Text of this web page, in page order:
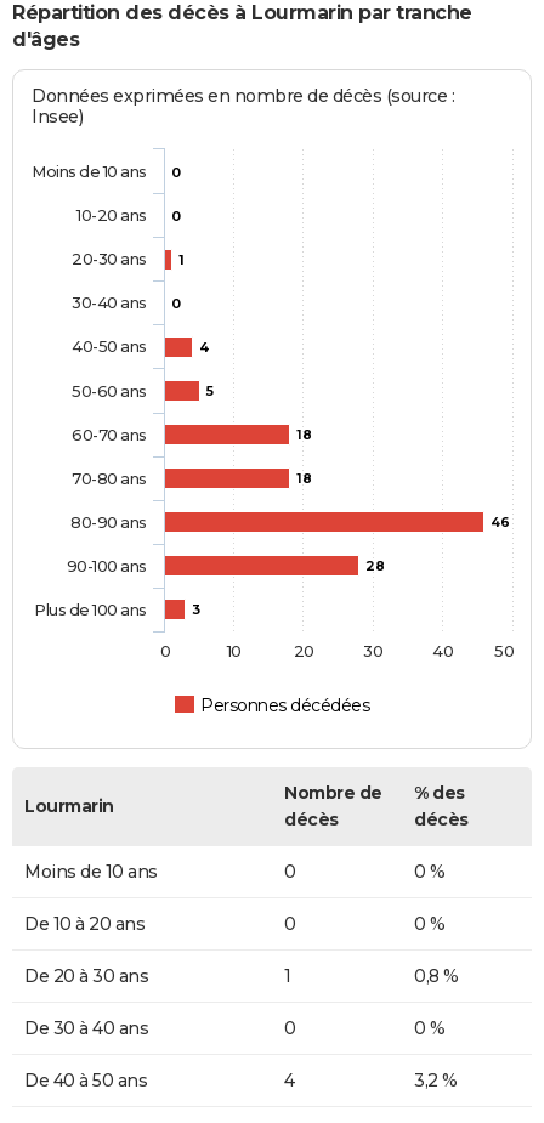
Répartition des décès à Lourmarin par tranche
d'âges
Données exprimées en nombre de décès (source :
Insee)
0
0
1
0
4
5
18
18
46
28
3
Personnes décédées
Moins de 10 ans
10-20 ans
20-30 ans
30-40 ans
40-50 ans
50-60 ans
60-70 ans
70-80 ans
80-90 ans
90-100 ans
Plus de 100 ans
0 10 20 30 40 50
Lourmarin
Nombre de
décès
% des
décès
Moins de 10 ans 0 0 %
De 10 à 20 ans 0 0 %
De 20 à 30 ans 1 0,8 %
De 30 à 40 ans 0 0 %
De 40 à 50 ans 4 3,2 %